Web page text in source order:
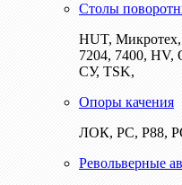
Столы
HUT,
7204, 7400,
СУ, TSK,
Опоры качения
ЛОК, РС, Р88,
Револьверные